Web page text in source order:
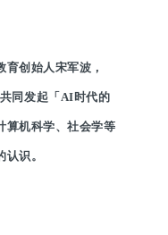
创始人宋军波，
同发起「AI时代的
算机科学、社会学等
识。